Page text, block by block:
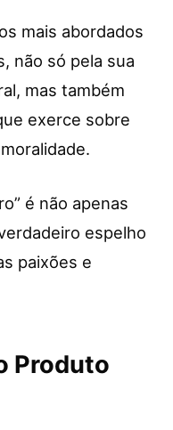
mais abordados
não só pela sua
mas também
exerce sobre
é não apenas
espelho
paixões e
Produto